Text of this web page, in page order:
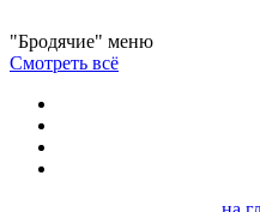
"Бродячие" меню
Смотреть всё